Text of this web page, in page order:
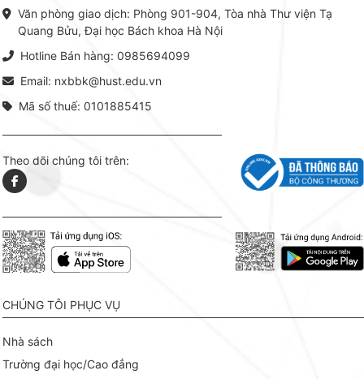
lý. Các
Văn phòng giao dịch: Phòng 901-904, Tòa nhà Thư viện Tạ
Quang Bửu, Đại học Bách khoa Hà Nội
Hotline Bán hàng: 0985694099
Email: nxbbk@hust.edu.vn
Mã số thuế: 0101885415
Theo dõi chúng tôi trên:
CHÚNG TÔI PHỤC VỤ
Nhà sách
Trường đại học/Cao đẳng